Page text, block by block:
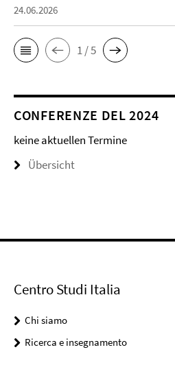
24.06.2026
1 / 5
CONFERENZE DEL 2024
keine aktuellen Termine
Übersicht
Centro Studi Italia
Chi siamo
Ricerca e insegnamento